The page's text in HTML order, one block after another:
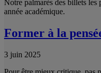
Notre palmarès des billets les
année académique.
Former à la
3 juin 2025